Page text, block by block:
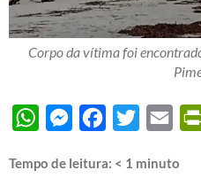
Corpo da vítima foi
WhatsAppMessengerFacebook
Twitter
Tempo de leitura: < 1 minuto